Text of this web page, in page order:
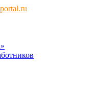
portal.ru